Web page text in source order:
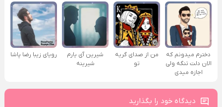
دخترم میدونم که
الان دلت تنگه ولی
اجازه میدی
من از صدای گريه
تو
شیرین آی یارم
شیرینه
رویای زیبا رضا پاشا
دیدگاه خود را بگذارید